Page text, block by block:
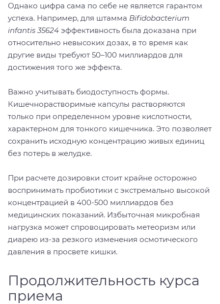
Однако цифра сама по себе не является гарантом
успеха. Например, для штамма Bifidobacterium
infantis 35624 эффективность была доказана при
относительно невысоких дозах, в то время как
другие виды требуют 50–100 миллиардов для
достижения того же эффекта.
Важно учитывать биодоступность формы.
Кишечнорастворимые капсулы растворяются
только при определенном уровне кислотности,
характерном для тонкого кишечника. Это позволяет
сохранить исходную концентрацию живых единиц
без потерь в желудке.
При расчете дозировки стоит крайне осторожно
воспринимать пробиотики с экстремально высокой
концентрацией в 400-500 миллиардов без
медицинских показаний. Избыточная микробная
нагрузка может спровоцировать метеоризм или
диарею из-за резкого изменения осмотического
давления в просвете кишки.
Продолжительность курса
приема